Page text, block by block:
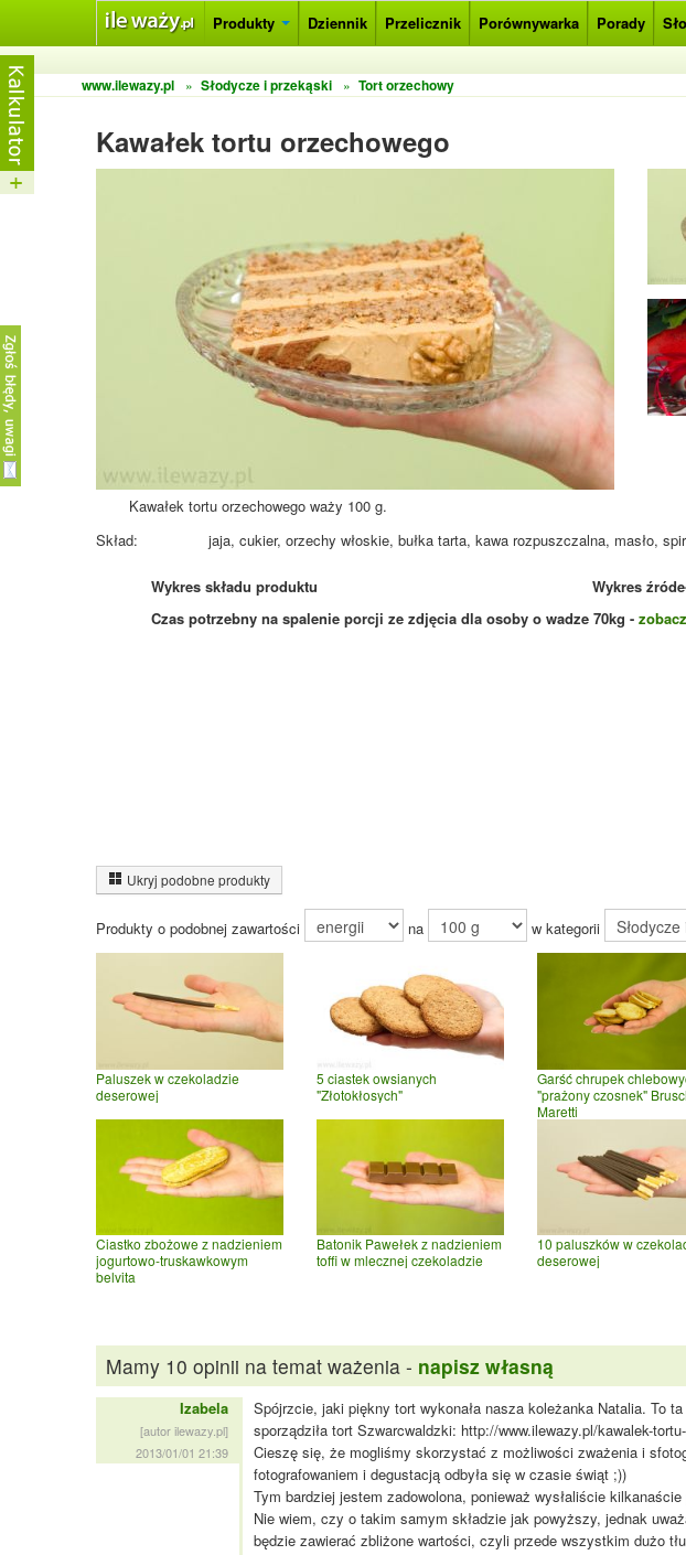
Produkty Dziennik Przelicznik Porównywarka Porady
www.ilewazy.pl
» Słodycze i przekąski » Tort orzechowy
Kawałek tortu orzechowego
Kawałek tortu orzechowego waży 100 g.
Skład: jaja, cukier, orzechy włoskie, bułka tarta, kawa rozpuszczalna, masło,
Wykres składu produktu
Wykres
Czas potrzebny na spalenie porcji ze zdjęcia dla osoby o wadze 70kg -
Ukryj podobne produkty
Produkty o podobnej zawartości na w kategorii
Paluszek w czekoladzie
deserowej
5 ciastek owsianych
"Złotokłosych"
Garść chrupek
"prażony czosnek"
Maretti
Ciastko zbożowe z nadzieniem
jogurtowo-truskawkowym
belvita
Batonik Pawełek z nadzieniem
toffi w mlecznej czekoladzie
10 paluszków w
deserowej
Mamy 10 opinii na temat ważenia - napisz własną
Izabela
[autor ilewazy.pl]
2013/01/01 21:39
Spójrzcie, jaki piękny tort wykonała nasza koleżanka Natalia. To
sporządziła tort Szwarcwaldzki: http://www.ilewazy.pl/kawalek-
Cieszę się, że mogliśmy skorzystać z możliwości zważenia i
fotografowaniem i degustacją odbyła się w czasie świąt ;))
Tym bardziej jestem zadowolona, ponieważ wysłaliście
Nie wiem, czy o takim samym składzie jak powyższy, jednak
będzie zawierać zbliżone wartości, czyli przede wszystkim dużo